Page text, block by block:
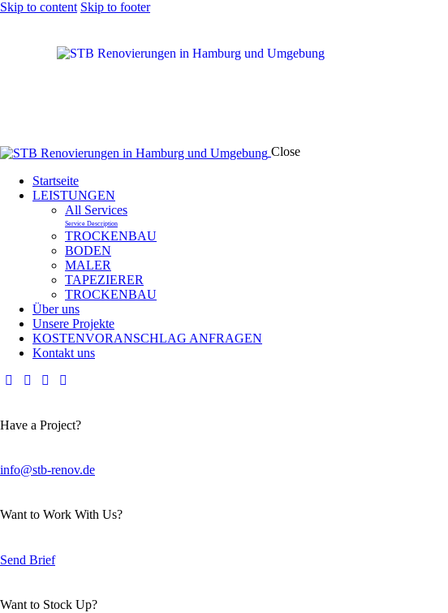
Skip to content Skip to footer
Close
Startseite
LEISTUNGEN
All Services
Service Description
TROCKENBAU
BODEN
MALER
TAPEZIERER
TROCKENBAU
Über uns
Unsere Projekte
KOSTENVORANSCHLAG ANFRAGEN
Kontakt uns
Have a Project?
info@stb-renov.de
Want to Work With Us?
Send Brief
Want to Stock Up?